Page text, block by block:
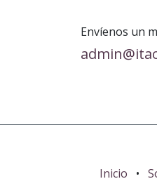
Envíenos un
Inicio •